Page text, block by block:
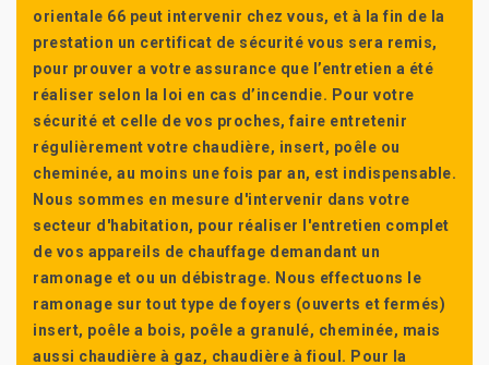
orientale 66 peut intervenir chez vous, et à la fin de la
prestation un certificat de sécurité vous sera remis,
pour prouver a votre assurance que l’entretien a été
réaliser selon la loi en cas d’incendie. Pour votre
sécurité et celle de vos proches, faire entretenir
régulièrement votre chaudière, insert, poêle ou
cheminée, au moins une fois par an, est indispensable.
Nous sommes en mesure d'intervenir dans votre
secteur d'habitation, pour réaliser l'entretien complet
de vos appareils de chauffage demandant un
ramonage et ou un débistrage. Nous effectuons le
ramonage sur tout type de foyers (ouverts et fermés)
insert, poêle a bois, poêle a granulé, cheminée, mais
aussi chaudière à gaz, chaudière à fioul. Pour la